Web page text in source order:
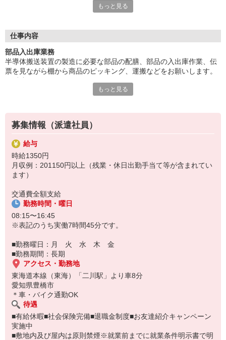
【給与即払いOK！】未経験からチャレンジできるお仕事！フォ
とっても嬉しい高時給のお仕事。残業は業務の状況によって変動
給与即払いサービスは就業状況によって利用できないケースがご
ざいます。詳細はオペレーターまでお問合せください。
『テクノ・サービス』は、派遣業界大手スタッフサービスグルー
じたお仕事をご案内します。
安全管理体制も万全ですので安心してご就業いただけます。
登録方法は、【オンライン】【電話】【登録会来場】の3つから
選べます♪
★★履歴書・証明写真は不要！★★
また、ご登録済の方はお仕事の紹介がスムーズです。
ご応募お待ちしています。
もっと見る
仕事内容
部品入出庫業務
半導体搬送装置の製造に必要な部品の配膳、部品の入出庫作業、伝
票を見ながら棚から商品のピッキング、運搬などをお願いします。
【給与即払いOK！】未経験からチャレンジできるお仕事！フォーク
り。基本土日祝はお休みです。
もっと見る
募集情報（派遣社員）
給与
時給1350円
月収例：201150円以上（残業・休日出勤手当て等が含まれてい
ます）
交通費全額支給
勤務時間・曜日
08:15〜16:45
※表記のうち実働7時間45分です。
■勤務曜日：月 火 水 木 金
■勤務期間：長期
アクセス・勤務地
東海道本線（東海）「二川駅」より車8分
愛知県豊橋市
＊車・バイク通勤OK
待遇
■有給休暇■社会保険完備■退職金制度■お友達紹介キャンペーン
実施中
■敷地内及び屋内は原則禁煙※就業前までに就業条件明示書で明